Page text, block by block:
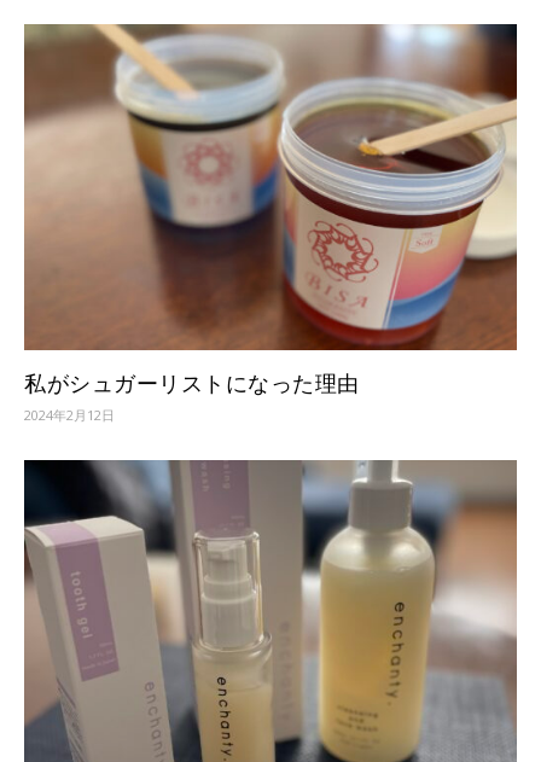
私がシュガーリストになった理由
2024年2月12日